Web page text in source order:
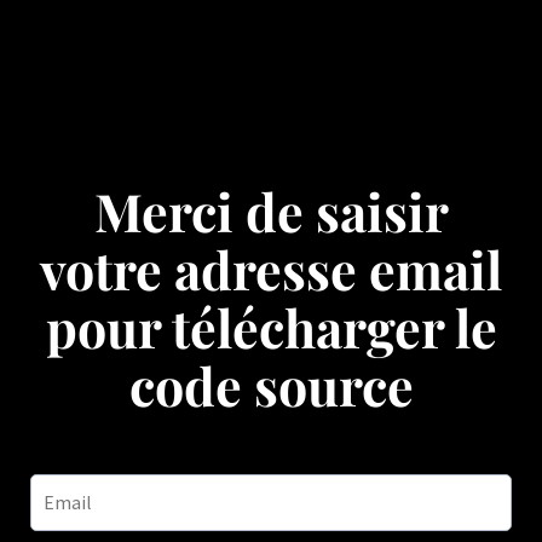
Merci de saisir
votre adresse email
pour télécharger le
code source